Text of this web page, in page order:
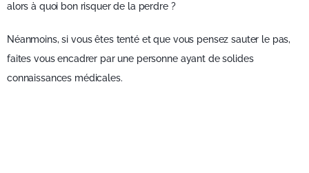
alors à quoi bon risquer de la perdre ?
Néanmoins, si vous êtes tenté et que vous pensez sauter le pas,
faites vous encadrer par une personne ayant de solides
connaissances médicales.